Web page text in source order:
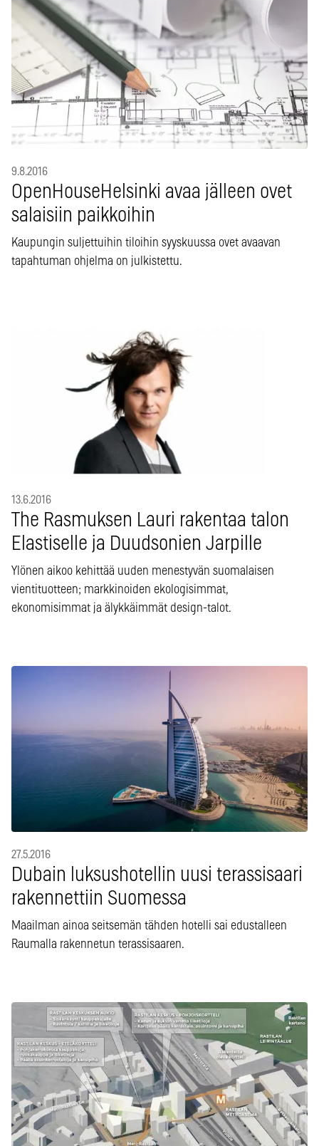
9.8.2016
OpenHouseHelsinki avaa jälleen ovet
salaisiin paikkoihin
Kaupungin suljettuihin tiloihin syyskuussa ovet avaavan
tapahtuman ohjelma on julkistettu.
13.6.2016
The Rasmuksen Lauri rakentaa talon
Elastiselle ja Duudsonien Jarpille
Ylönen aikoo kehittää uuden menestyvän suomalaisen
vientituotteen; markkinoiden ekologisimmat,
ekonomisimmat ja älykkäimmät design-talot.
27.5.2016
Dubain luksushotellin uusi terassisaari
rakennettiin Suomessa
Maailman ainoa seitsemän tähden hotelli sai edustalleen
Raumalla rakennetun terassisaaren.